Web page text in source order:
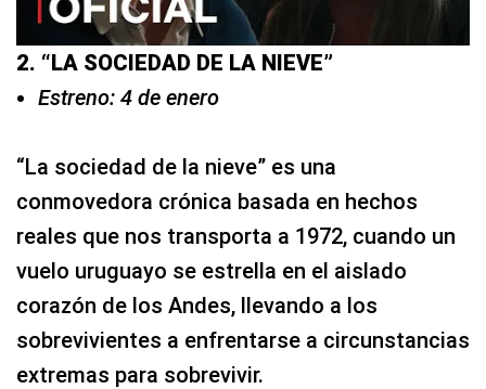
2. “LA SOCIEDAD DE LA NIEVE”
Estreno: 4 de enero
“La sociedad de la nieve” es una
conmovedora crónica basada en hechos
reales que nos transporta a 1972, cuando un
vuelo uruguayo se estrella en el aislado
corazón de los Andes, llevando a los
sobrevivientes a enfrentarse a circunstancias
extremas para sobrevivir.